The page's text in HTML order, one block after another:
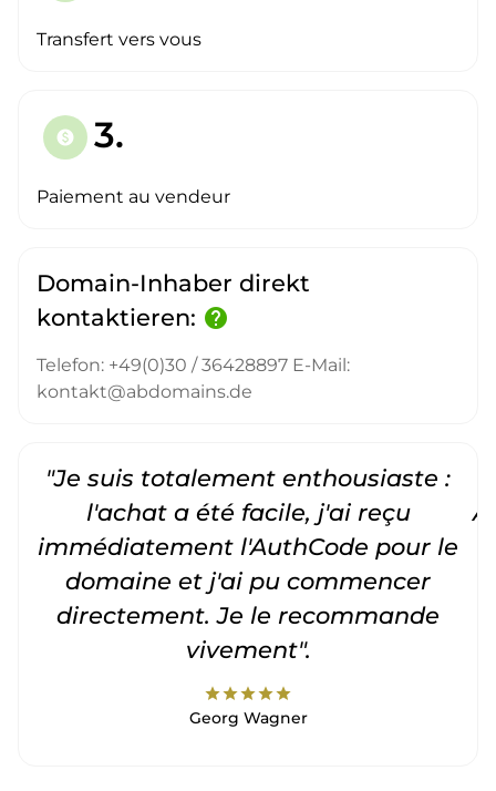
Transfert vers vous
paid 3.
Paiement au vendeur
Domain-Inhaber direkt
kontaktieren: help
Telefon: +49(0)30 / 36428897 E-Mail:
kontakt@abdomains.de
"Je suis totalement enthousiaste :
l'achat a été facile, j'ai reçu
immédiatement l'AuthCode pour le
domaine et j'ai pu commencer
directement. Je le recommande
vivement".
starstarstarstarstar
Georg Wagner